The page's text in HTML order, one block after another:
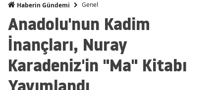
Haberin Gündemi Genel
Anadolu'nun Kadim
İnançları, Nuray
Karadeniz'in "Ma" Kitabı